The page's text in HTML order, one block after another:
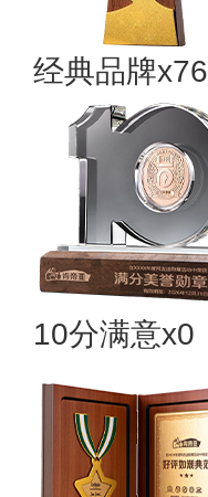
经典品牌x76
10分满意x0